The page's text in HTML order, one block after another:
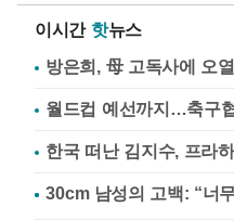
이시간 핫뉴스
방은희, 母 고독사에 오
월드컵 예선까지…축구
한국 떠난 김지수, 프라